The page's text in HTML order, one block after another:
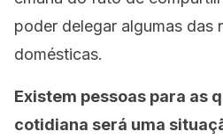
poder delegar algumas das
domésticas.
Existem pessoas para as
cotidiana será uma